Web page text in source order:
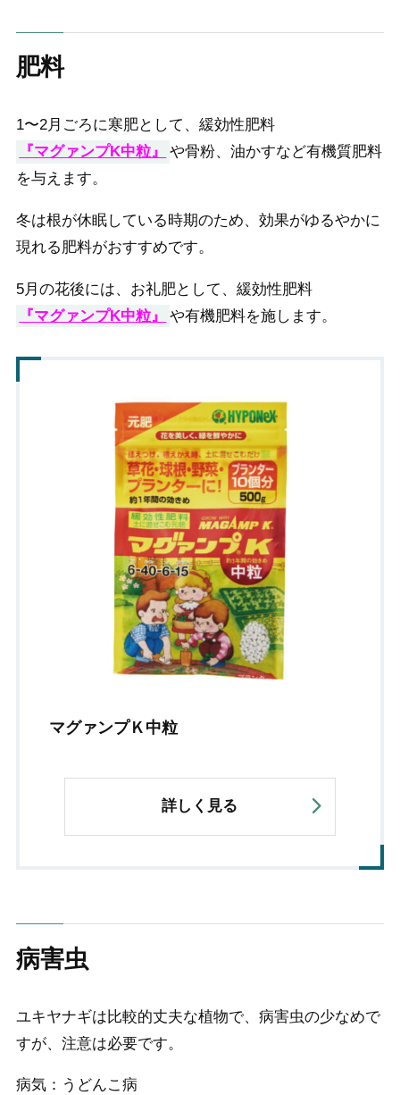
肥料
1〜2月ごろに寒肥として、緩効性肥料
『マグァンプK中粒』
や骨粉、油かすなど有機質肥料
を与えます。
冬は根が休眠している時期のため、効果がゆるやかに
現れる肥料がおすすめです。
5月の花後には、お礼肥として、緩効性肥料
『マグァンプK中粒』
や有機肥料を施します。
マグァンプＫ中粒
詳しく見る
病害虫
ユキヤナギは比較的丈夫な植物で、病害虫の少なめで
すが、注意は必要です。
病気：うどんこ病